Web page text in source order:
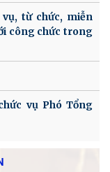
từ chức, miễn
công chức trong
vụ Phó Tổng